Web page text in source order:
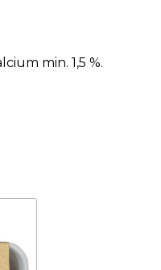
min. 1,5 %.